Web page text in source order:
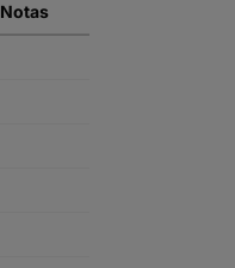
Notas